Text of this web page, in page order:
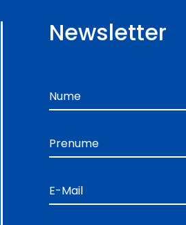
Newsletter
Nume
Prenume
E-Mail